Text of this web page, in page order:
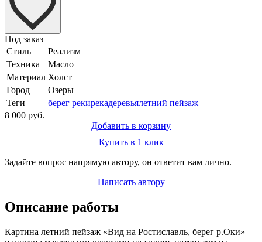
Под заказ
Стиль
Реализм
Техника
Масло
Материал Холст
Город
Озеры
Теги
берег рекирекадеревьялетний пейзаж
8 000 руб.
Добавить в корзину
Купить в 1 клик
Задайте вопрос напрямую автору, он ответит вам лично.
Написать автору
Описание работы
Картина летний пейзаж «Вид на Ростиславль, берег р.Оки»